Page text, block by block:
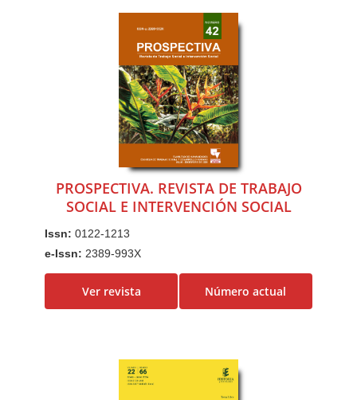
PROSPECTIVA. REVISTA DE TRABAJO
SOCIAL E INTERVENCIÓN SOCIAL
Issn:0122-1213
e-Issn:2389-993X
Ver revista Número actual